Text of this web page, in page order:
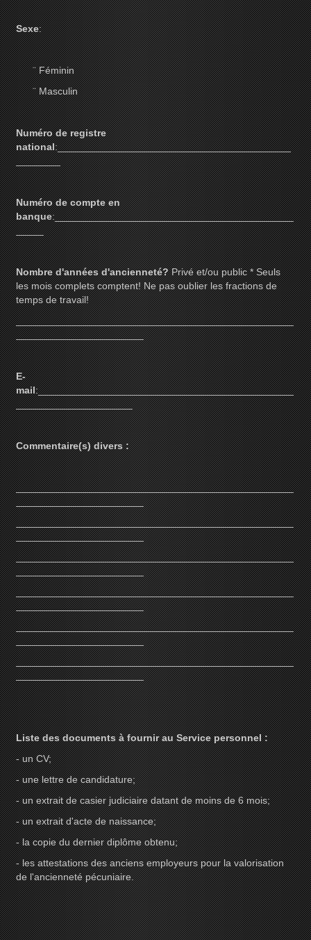
Sexe:
¨ Féminin
¨ Masculin
Numéro de registre
national:__________________________________________
________
Numéro de compte en
banque:___________________________________________
_____
Nombre d'années d'ancienneté?Privé et/ou public * Seuls
les mois complets comptent! Ne pas oublier les fractions de
temps de travail!
__________________________________________________
_______________________
E-
mail:______________________________________________
_____________________
Commentaire(s) divers :
__________________________________________________
_______________________
__________________________________________________
_______________________
__________________________________________________
_______________________
__________________________________________________
_______________________
__________________________________________________
_______________________
__________________________________________________
_______________________
Liste des documents à fournir au Service personnel :
- un CV;
- une lettre de candidature;
- un extrait de casier judiciaire datant de moins de 6 mois;
- un extrait d'acte de naissance;
- la copie du dernier diplôme obtenu;
- les attestations des anciens employeurs pour la valorisation
de l'ancienneté pécuniaire.